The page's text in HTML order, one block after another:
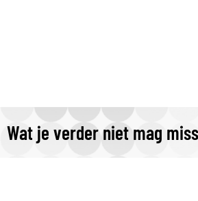
Wat je verder niet mag